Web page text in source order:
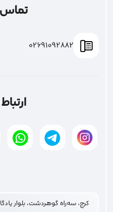
تماس
02691092882
کرج، سه‌راه گوهردشت، بلوار یادگار،